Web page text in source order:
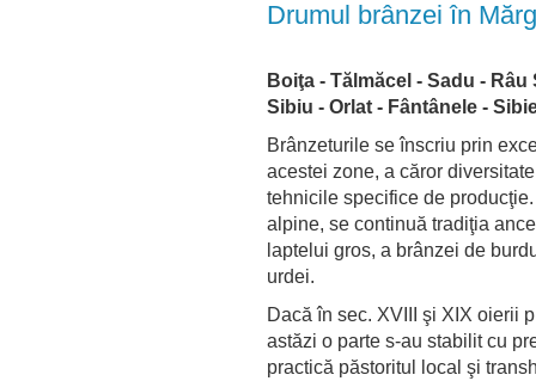
Drumul brânzei în
Boiţa - Tălmăcel - Sadu -
Sibiu - Orlat - Fântânele -
Brânzeturile se înscriu prin
acestei zone, a căror
tehnicile specifice de
alpine, se continuă tradiţia
laptelui gros, a brânzei de
urdei.
Dacă în sec. XVIII şi XIX oierii
astăzi o parte s-au stabilit cu
practică păstoritul local şi